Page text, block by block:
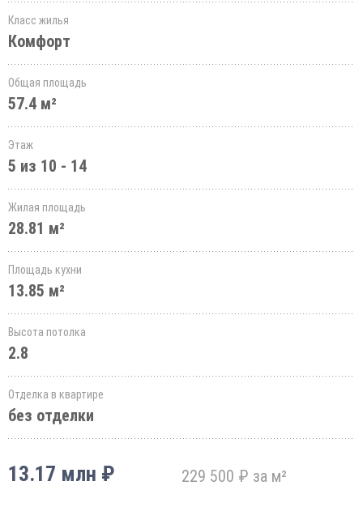
Класс жилья
Комфорт
Общая площадь
57.4 м²
Этаж
5 из 10 - 14
Жилая площадь
28.81 м²
Площадь кухни
13.85 м²
Высота потолка
2.8
Отделка в квартире
без отделки
13.17 млн ₽ 229 500 ₽ за м²